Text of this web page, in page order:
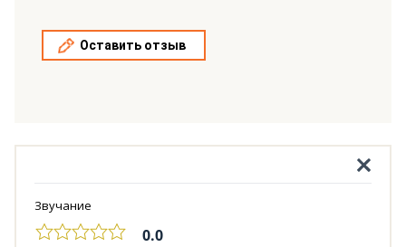
Оставить отзыв
Звучание
0.0